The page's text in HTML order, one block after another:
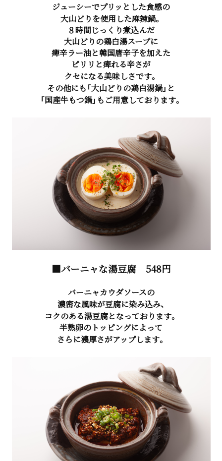
ジューシーでプリッとした食感の
大山どりを使用した麻辣鍋。
８時間じっくり煮込んだ
大山どりの鶏白湯スープに
痺辛ラー油と韓国唐辛子を加えた
ピリリと痺れる辛さが
クセになる美味しさです。
その他にも「大山どりの鶏白湯鍋」と
「国産牛もつ鍋」もご用意しております。
■バーニャな湯豆腐548円
バーニャカウダソースの
濃密な風味が豆腐に染み込み、
コクのある湯豆腐となっております。
半熟卵のトッピングによって
さらに濃厚さがアップします。